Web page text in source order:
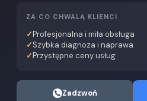
ZA CO CHWALĄ KLIENCI
Profesjonalna i miła obsługa
Szybka diagnoza i naprawa
Przystępne ceny usług
Zadzwoń